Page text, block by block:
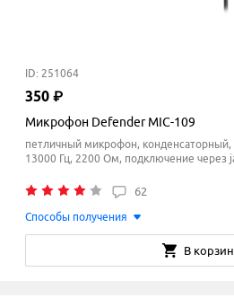
ID: 251064
350 ₽
Микрофон Defender MIC-109
петличный микрофон,
13000 Гц, 2200 Ом, подключение через
62
Способы получения
В